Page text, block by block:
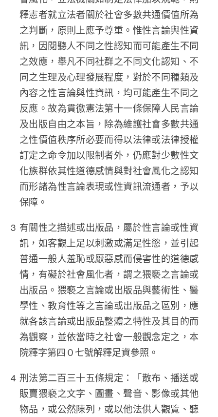
釋憲者就立法者關於社會多數共通價值所為
之判斷，原則上應予尊重。惟性言論與性資
訊，因閱聽人不同之性認知而可能產生不同
之效應，舉凡不同社群之不同文化認知、不
同之生理及心理發展程度，對於不同種類及
內容之性言論與性資訊，均可能產生不同之
反應。故為貫徹憲法第十一條保障人民言論
及出版自由之本旨，除為維護社會多數共通
之性價值秩序所必要而得以法律或法律授權
訂定之命令加以限制者外，仍應對少數性文
化族群依其性道德感情與對社會風化之認知
而形諸為性言論表現或性資訊流通者，予以
保障。
有關性之描述或出版品，屬於性言論或性資
訊，如客觀上足以刺激或滿足性慾，並引起
普通一般人羞恥或厭惡感而侵害性的道德感
情，有礙於社會風化者，謂之猥褻之言論或
出版品。猥褻之言論或出版品與藝術性、醫
學性、教育性等之言論或出版品之區別，應
就各該言論或出版品整體之特性及其目的而
為觀察，並依當時之社會一般觀念定之，本
院釋字第四０七號解釋足資參照。
刑法第二百三十五條規定：「散布、播送或
販賣猥褻之文字、圖畫、聲音、影像或其他
物品，或公然陳列，或以他法供人觀覽、聽